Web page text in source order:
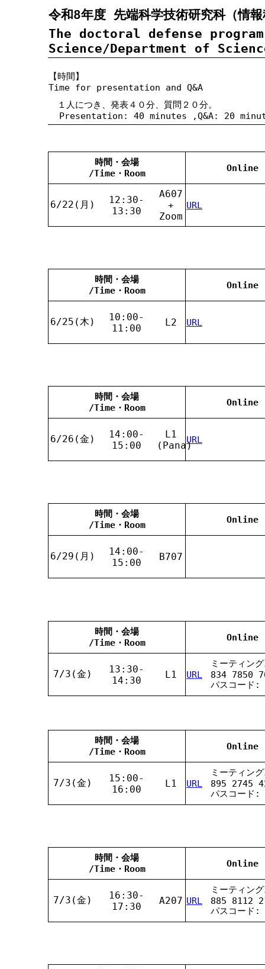
令和8年度 先端科学技術研究科（情
The doctoral defense
Science/Department of
【時間】
Time for presentation and Q&A
１人につき、発表４０分、質問２０分。
Presentation: 40 minutes ,Q&A: 20
時間・会場
/Time・Room
Online
6/22(月)
12:30-
13:30
A607
+
Zoom
URL
時間・会場
/Time・Room
Online
6/25(木)
10:00-
11:00
L2 URL
時間・会場
/Time・Room
Online
6/26(金)
14:00-
15:00
L1
(Pana)
URL
時間・会場
/Time・Room
Online
6/29(月)
14:00-
15:00
B707
時間・会場
/Time・Room
Online
7/3(金)
13:30-
14:30
L1 URL
ミーティン
834 7850
パスコード:
時間・会場
/Time・Room
Online
7/3(金)
15:00-
16:00
L1 URL
ミーティン
895 2745
パスコード:
時間・会場
/Time・Room
Online
7/3(金)
16:30-
17:30
A207 URL
ミーティン
885 8112
パスコード: